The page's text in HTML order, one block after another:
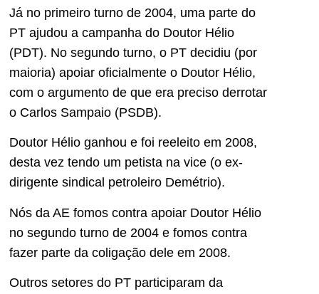
Já no primeiro turno de 2004, uma parte do
PT ajudou a campanha do Doutor Hélio
(PDT). No segundo turno, o PT decidiu (por
maioria) apoiar oficialmente o Doutor Hélio,
com o argumento de que era preciso derrotar
o Carlos Sampaio (PSDB).
Doutor Hélio ganhou e foi reeleito em 2008,
desta vez tendo um petista na vice (o ex-
dirigente sindical petroleiro Demétrio).
Nós da AE fomos contra apoiar Doutor Hélio
no segundo turno de 2004 e fomos contra
fazer parte da coligação dele em 2008.
Outros setores do PT participaram da